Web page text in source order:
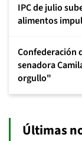
IPC de julio
alimentos
Confederación
senadora
orgullo"
Últimas